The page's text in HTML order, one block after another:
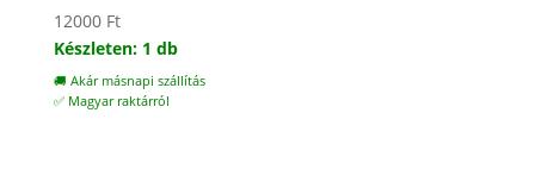
12000 Ft
Készleten: 1 db
🚚 Akár másnapi szállítás
✅ Magyar raktárról